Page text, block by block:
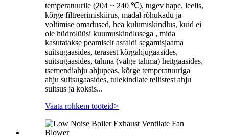
temperatuurile (204 ~ 240 ℃), tugev hape, leelis,
kõrge filtreerimiskiirus, madal rõhukadu ja
voltimise omadused, hea kulumiskindlus, kuid ei
ole hüdrolüüsi kuumuskindlusega , mida
kasutatakse peamiselt asfaldi segamisjaama
suitsugaasides, terasest kõrgahjugaasides,
suitsugaasides, tahma (valge tahma) heitgaasides,
tsemendiahju ahjupeas, kõrge temperatuuriga
ahju suitsugaasides, tulekindlate tellistest ahju
suitsus ja koksis...
Vaata rohkem tooteid>